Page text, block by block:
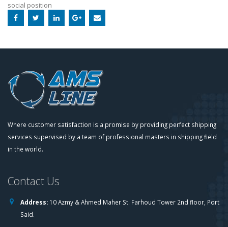
social position
Where customer satisfaction is a promise by providing perfect shipping
services supervised by a team of professional masters in shipping field
in the world.
Contact Us
Address: 10 Azmy & Ahmed Maher St. Farhoud Tower 2nd floor, Port
Said.